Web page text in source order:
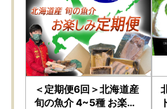
＜定期便6回＞北海道産
旬の魚介 4~5種 お楽し